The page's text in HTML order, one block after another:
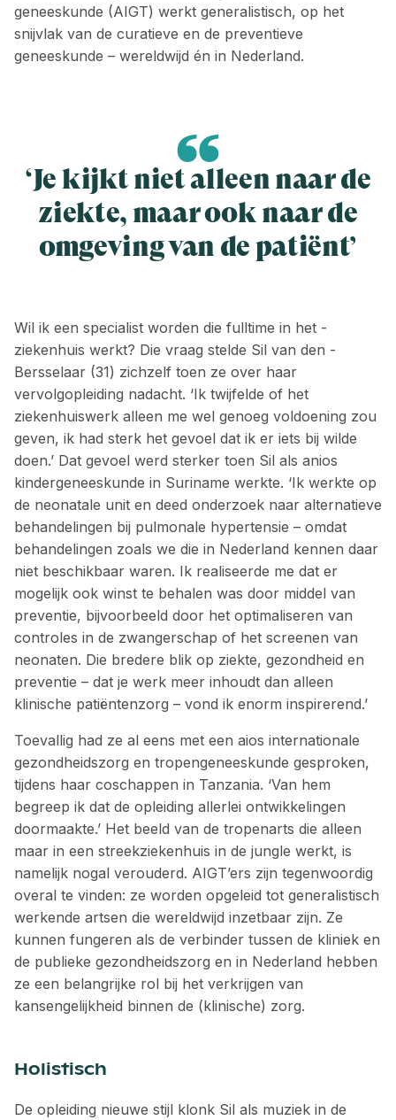
geneeskunde (AIGT) werkt generalistisch, op het
snijvlak van de curatieve en de ­preventieve
geneeskunde – wereldwijd én in Nederland.
‘Je kijkt niet alleen naar de
ziekte, maar ook naar de
omgeving van de patiënt’
Wil ik een specialist worden die ­fulltime in het ­
ziekenhuis werkt? Die vraag stelde Sil van den ­
Bersselaar (31) zichzelf toen ze over haar
vervolgopleiding nadacht. ‘Ik twijfelde of het
ziekenhuiswerk alleen me wel genoeg voldoening zou
geven, ik had sterk het gevoel dat ik er iets bij wilde
doen.’ Dat gevoel werd sterker toen Sil als ­anios
kindergeneeskunde in Suriname werkte. ‘Ik werkte op
de neonatale unit en deed onderzoek naar alternatieve
behandelingen bij ­pulmonale hypertensie – omdat
behandelingen zoals we die in Nederland kennen daar
niet beschikbaar waren. Ik realiseerde me dat er
mogelijk ook winst te behalen was door middel van
preventie, bijvoorbeeld door het optimaliseren van
controles in de zwangerschap of het screenen van
neonaten. Die bredere blik op ziekte, gezondheid en
preventie – dat je werk meer inhoudt dan alleen
klinische patiëntenzorg – vond ik enorm inspirerend.’
Toevallig had ze al eens met een aios internationale
gezondheidszorg en tropengeneeskunde gesproken,
tijdens haar coschappen in Tanzania. ‘Van hem
begreep ik dat de opleiding allerlei ontwikkelingen
doormaakte.’ Het beeld van de tropenarts die alleen
maar in een streekziekenhuis in de jungle werkt, is
namelijk nogal verouderd. AIGT’ers zijn tegenwoordig
overal te vinden: ze worden opgeleid tot generalistisch
werkende artsen die wereldwijd inzetbaar zijn. Ze
kunnen fungeren als de verbinder tussen de kliniek en
de publieke gezondheidszorg en in Nederland hebben
ze een belangrijke rol bij het verkrijgen van
kansengelijkheid binnen de (klinische) zorg.
Holistisch
De opleiding nieuwe stijl klonk Sil als muziek in de